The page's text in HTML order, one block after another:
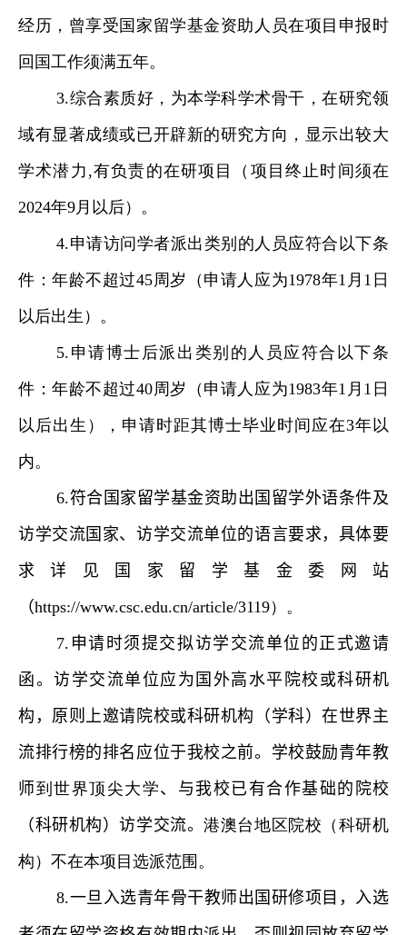
经历，曾享受国家留学基金资助人员在项目申报时
回国工作须满五年。
3.综合素质好，为本学科学术骨干，在研究领
域有显著成绩或已开辟新的研究方向，显示出较大
学术潜力 ,有负责的在研项目（项目终止时间须在
2024年9月以后）。
4.申请访问学者派出类别的人员应符合以下条
件：年龄不超过45周岁（申请人应为1978年1 月 1 日
以后出生）。
5. 申请博士后派出类别的人员应符合以下条
件：年龄不超过40周岁（申请人应为1983年1 月 1 日
以后出生），申请时距其博士毕业时间应在3年以
内。
6.符合国家留学基金资助出国留学外语条件及
访学交流国家、访学交流单位的语言要求，具体要
求详见
国家留学基金委网站
（https://www.csc.edu.cn/article/3119）。
7. 申请时须提交拟访学交流单位的正式邀请
函。访学交流单位应为国外高水平院校或科研机
构，原则上邀请院校或科研机构（学科）在世界主
流排行榜的排名应位于我校之前。学校鼓励青年教
师到世界顶尖大学、 与我校已有合作基础的院校
（科研机构）访学交流。港澳台地区院校（科研机
构）不在本项目选派范围。
8.一旦入选青年骨干教师出国研修项目，入选